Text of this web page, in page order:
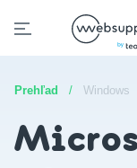
Skip
to
Prehľad / Windows